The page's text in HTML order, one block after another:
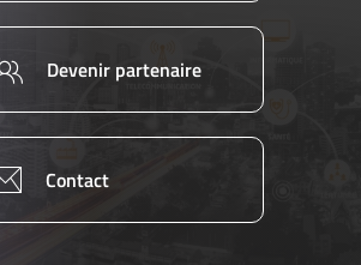
Devenir partenaire
Contact